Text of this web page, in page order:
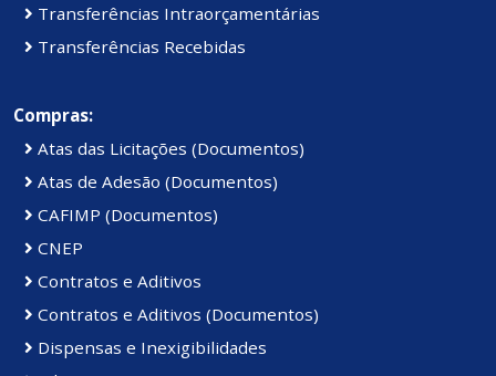
Transferências Intraorçamentárias
Transferências Recebidas
Compras:
Atas das Licitações (Documentos)
Atas de Adesão (Documentos)
CAFIMP (Documentos)
CNEP
Contratos e Aditivos
Contratos e Aditivos (Documentos)
Dispensas e Inexigibilidades